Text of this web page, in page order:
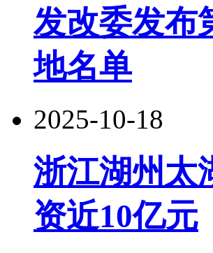
发改委发布
地名单
2025-10-18
浙江湖州太
资近10亿元